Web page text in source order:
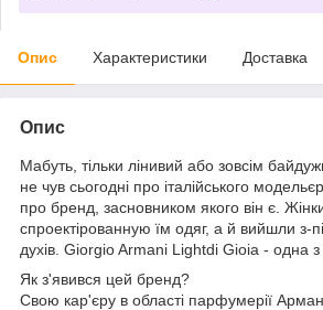
Опис Характеристики Доставка
Опис
Мабуть, тільки лінивий або зовсім
не чув сьогодні про італійського
про бренд, засновником якого він є.
cпроектірованную їм одяг, а й вийшли з-
духів. Giorgio Armani Lightdi Gioia - одна з
Як з'явився цей бренд?
Свою кар'єру в області парфумерії